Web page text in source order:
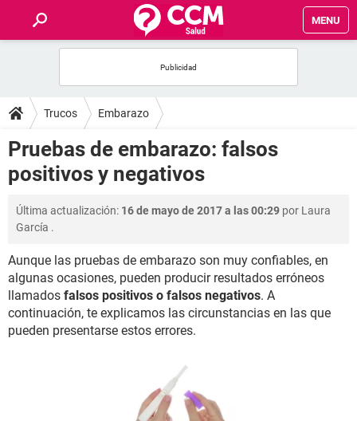
MENU
FOROS
SALUD
FAMILIA
NUTRICIÓN
BIENESTAR
SEXUALIDAD
Trucos Embarazo
Pruebas de embarazo: falsos
positivos y negativos
Última actualización: 16 de mayo de 2017 a las 00:29 por Laura
García .
Aunque las pruebas de embarazo son muy confiables, en
algunas ocasiones, pueden producir resultados erróneos
llamados falsos positivos o falsos negativos. A
continuación, te explicamos las circunstancias en las que
pueden presentarse estos errores.